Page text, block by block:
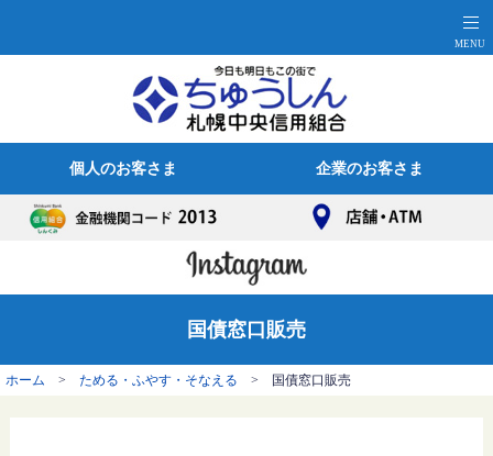
個人のお客さま 企業のお客さま
国債窓口販売
ホーム > ためる・ふやす・そなえる > 国債窓口販売